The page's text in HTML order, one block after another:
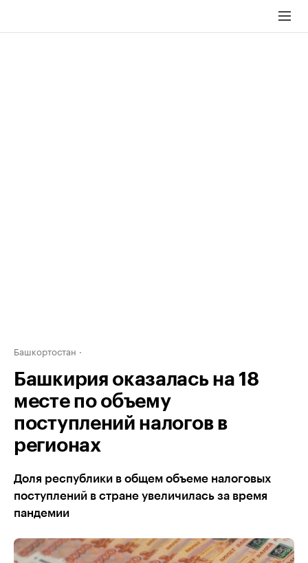
Башкортостан
Башкирия оказалась на 18
месте по объему
поступлений налогов в
регионах
Доля республики в общем объеме налоговых
поступлений в стране увеличилась за время
пандемии